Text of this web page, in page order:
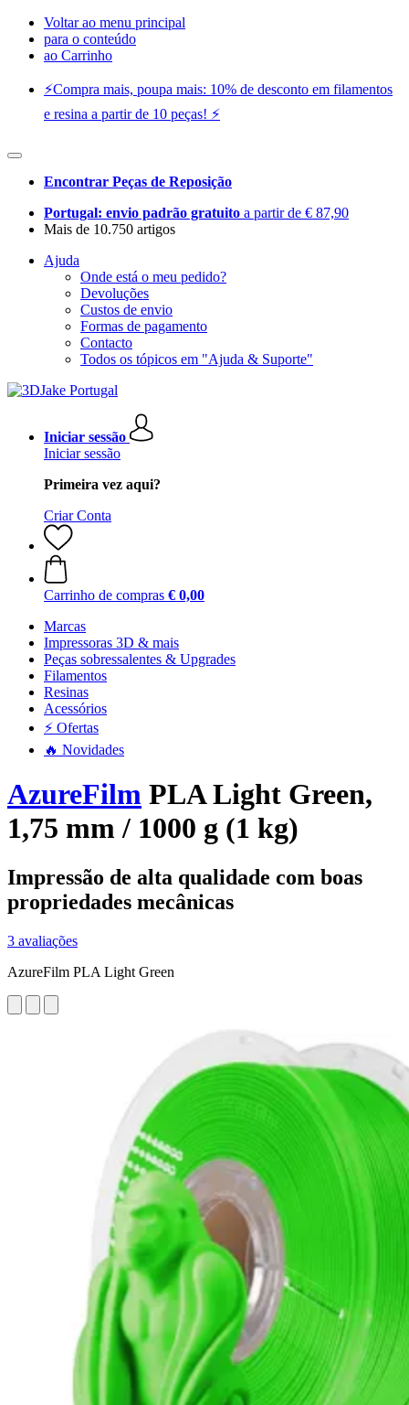
Voltar ao menu principal
para o conteúdo
ao Carrinho
⚡️Compra mais, poupa mais: 10% de desconto em filamentos
e resina a partir de 10 peças! ⚡️
Encontrar Peças de Reposição
Portugal: envio padrão gratuito a partir de € 87,90
Mais de 10.750 artigos
Ajuda
Onde está o meu pedido?
Devoluções
Custos de envio
Formas de pagamento
Contacto
Todos os tópicos em "Ajuda & Suporte"
Iniciar sessão
Iniciar sessão
Primeira vez aqui?
Criar Conta
Carrinho de compras € 0,00
Marcas
Impressoras 3D & mais
Peças sobressalentes & Upgrades
Filamentos
Resinas
Acessórios
⚡ Ofertas
🔥 Novidades
AzureFilm PLA Light Green,
1,75 mm / 1000 g (1 kg)
Impressão de alta qualidade com boas
propriedades mecânicas
3 avaliações
AzureFilm PLA Light Green